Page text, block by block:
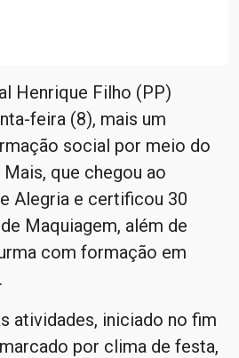
Henrique Filho (PP)
feira (8), mais um
social por meio do
que chegou ao
Alegria e certificou 30
Maquiagem, além de
com formação em
atividades, iniciado no fim
por clima de festa,